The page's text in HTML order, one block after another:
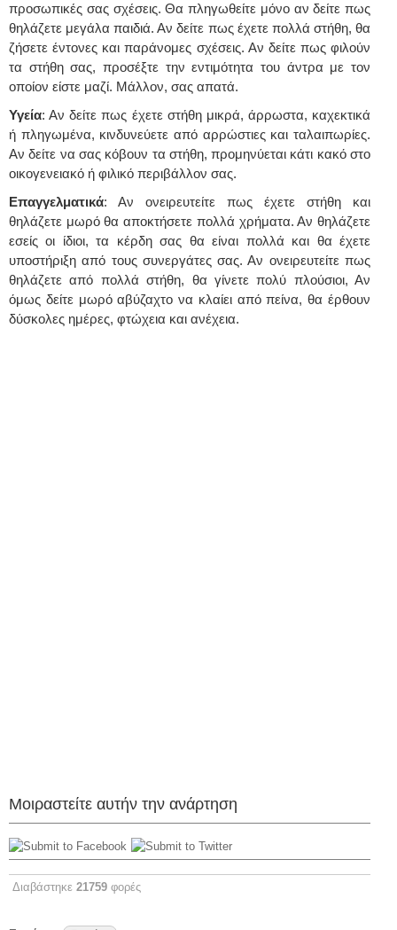
προσωπικές σας σχέσεις. Θα πληγωθείτε μόνο αν δείτε πως
θηλάζετε μεγάλα παιδιά. Αν δείτε πως έχετε πολλά στήθη, θα
ζήσετε έντονες και παράνομες σχέσεις. Αν δείτε πως φιλούν
τα στήθη σας, προσέξτε την εντιμότητα του άντρα με τον
οποίον είστε μαζί. Μάλλον, σας απατά.
Υγεία: Αν δείτε πως έχετε στήθη μικρά, άρρωστα, καχεκτικά
ή πληγωμένα, κινδυνεύετε από αρρώστιες και ταλαιπωρίες.
Αν δείτε να σας κόβουν τα στήθη, προμηνύεται κάτι κακό στο
οικογενειακό ή φιλικό περιβάλλον σας.
Επαγγελματικά: Αν ονειρευτείτε πως έχετε στήθη και
θηλάζετε μωρό θα αποκτήσετε πολλά χρήματα. Αν θηλάζετε
εσείς οι ίδιοι, τα κέρδη σας θα είναι πολλά και θα έχετε
υποστήριξη από τους συνεργάτες σας. Αν ονειρευτείτε πως
θηλάζετε από πολλά στήθη, θα γίνετε πολύ πλούσιοι, Αν
όμως δείτε μωρό αβύζαχτο να κλαίει από πείνα, θα έρθουν
δύσκολες ημέρες, φτώχεια και ανέχεια.
Μοιραστείτε αυτήν την ανάρτηση
Διαβάστηκε 21759 φορές